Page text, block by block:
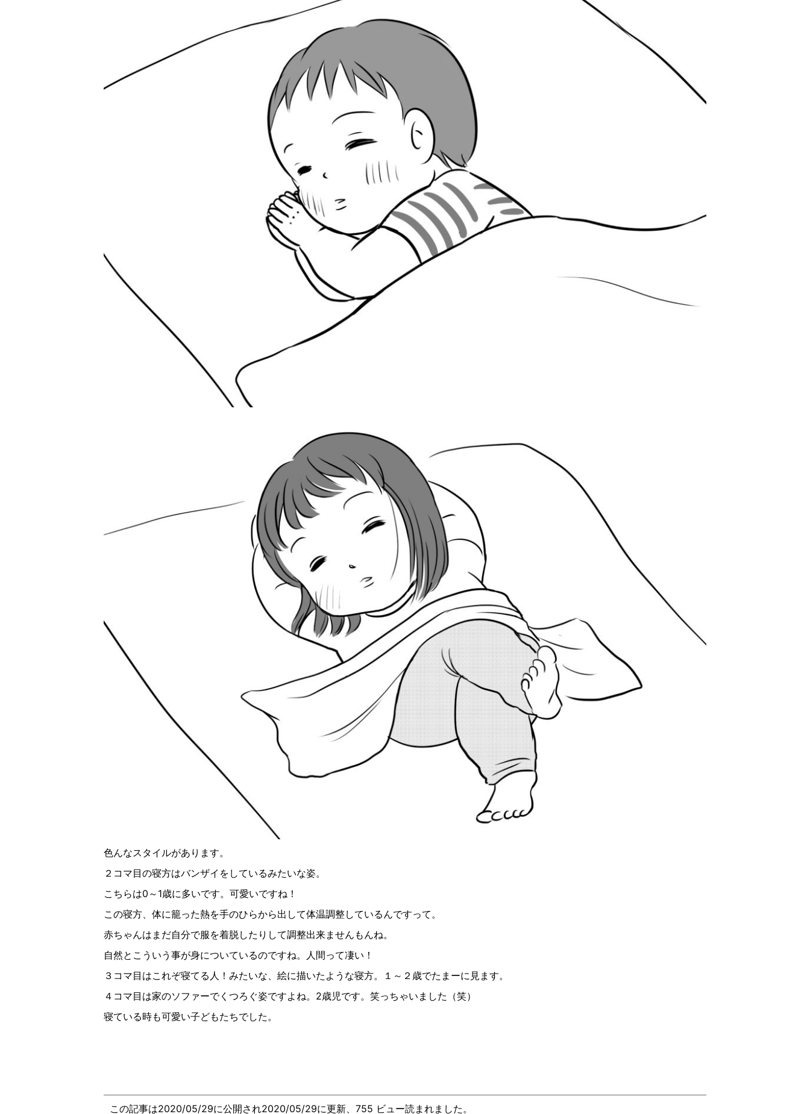
色んなスタイルがあります。
２コマ目の寝方はバンザイをしているみたいな姿。
こちらは0～1歳に多いです。可愛いですね！
この寝方、体に籠った熱を手のひらから出して体温調整しているんですって。
赤ちゃんはまだ自分で服を着脱したりして調整出来ませんもんね。
自然とこういう事が身についているのですね。人間って凄い！
３コマ目はこれぞ寝てる人！みたいな、絵に描いたような寝方。１～２歳でたまーに見ます。
４コマ目は家のソファーでくつろぐ姿ですよね。2歳児です。笑っちゃいました（笑）
寝ている時も可愛い子どもたちでした。
この記事は2020/05/29に公開され2020/05/29に更新、755 ビュー読まれました。